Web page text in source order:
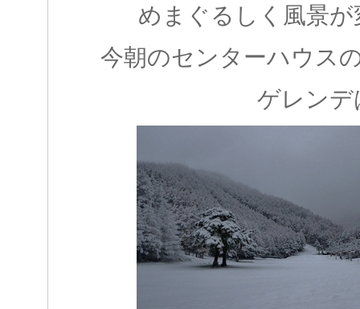
めまぐるしく風景
今朝のセンターハウ
ゲレンデ